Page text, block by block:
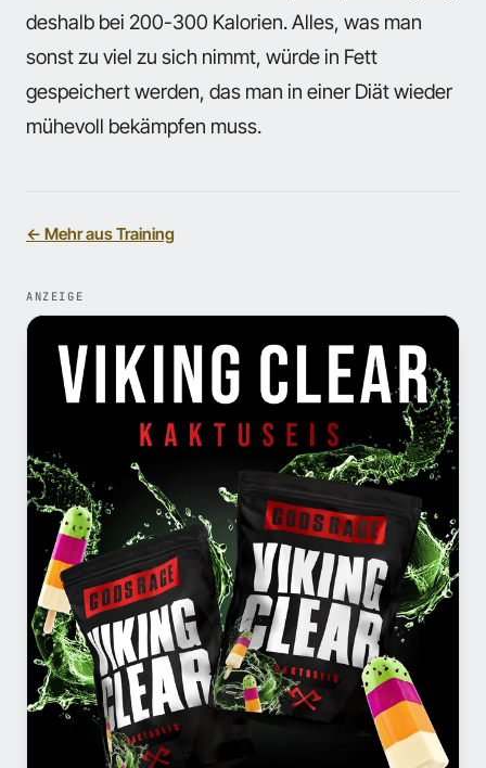
deshalb bei 200-300 Kalorien. Alles, was man
sonst zu viel zu sich nimmt, würde in Fett
gespeichert werden, das man in einer Diät wieder
mühevoll bekämpfen muss.
← Mehr aus Training
ANZEIGE